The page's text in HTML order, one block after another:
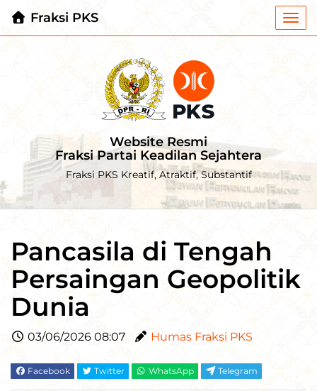
Fraksi PKS
Website Resmi
Fraksi Partai Keadilan Sejahtera
Fraksi PKS Kreatif, Atraktif, Substantif
Pancasila di Tengah
Persaingan Geopolitik
Dunia
03/06/2026 08:07 Humas Fraksi PKS
Facebook Twitter WhatsApp Telegram